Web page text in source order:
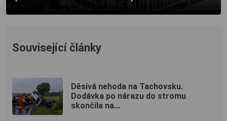
Související články
Děsivá nehoda na Tachovsku.
Dodávka po nárazu do stromu
skončila na...